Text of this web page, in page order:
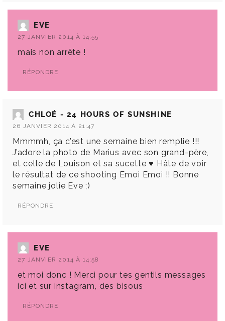
EVE
27 JANVIER 2014 À 14:55
mais non arrête !
RÉPONDRE
CHLOÉ - 24 HOURS OF SUNSHINE
26 JANVIER 2014 À 21:47
Mmmmh, ça c’est une semaine bien remplie !!!
J’adore la photo de Marius avec son grand-père,
et celle de Louison et sa sucette ♥ Hâte de voir
le résultat de ce shooting Emoi Emoi !! Bonne
semaine jolie Eve ;)
RÉPONDRE
EVE
27 JANVIER 2014 À 14:58
et moi donc ! Merci pour tes gentils messages
ici et sur instagram, des bisous
RÉPONDRE